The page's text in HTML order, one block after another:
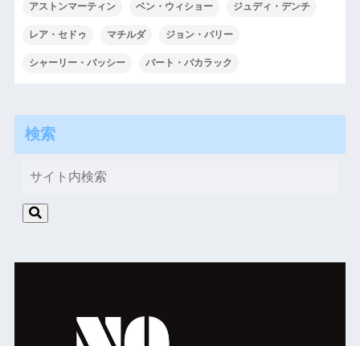
アストンマーティン ベン・ウィショー ジュディ・デンチ
レア・セドゥ マチルダ ジョン・バリー
シャーリー・バッシー バート・バカラック
検索